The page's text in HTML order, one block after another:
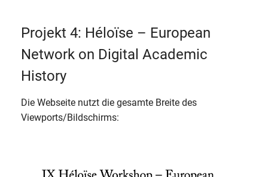
Projekt 4: Héloïse – European
Network on Digital Academic
History
Die Webseite nutzt die gesamte Breite des
Viewports/Bildschirms: